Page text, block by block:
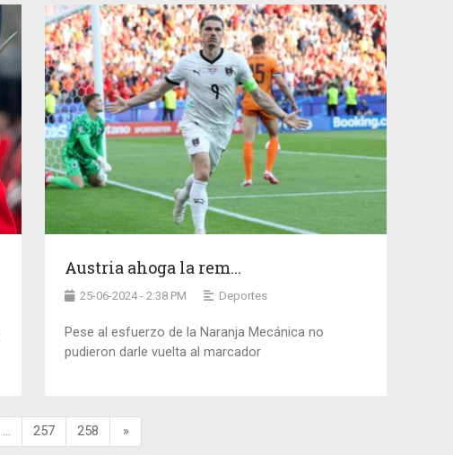
Austria ahoga la rem...
25-06-2024 - 2:38 PM Deportes
Pese al esfuerzo de la Naranja Mecánica no
pudieron darle vuelta al marcador
... 257 258 »